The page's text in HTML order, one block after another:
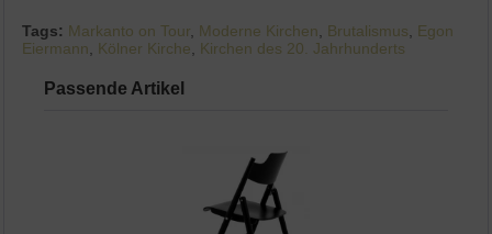
Tags: Markanto on Tour Moderne Kirchen Brutalismus
Egon
Eiermann
Kölner Kirche Kirchen des 20. Jahrhunderts
Passende Artikel